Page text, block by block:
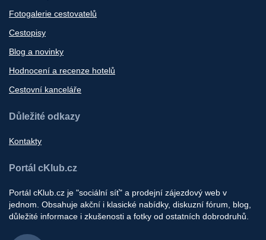
Fotogalerie cestovatelů
Cestopisy
Blog a novinky
Hodnocení a recenze hotelů
Cestovní kanceláře
Důležité odkazy
Kontakty
Portál cKlub.cz
Portál cKlub.cz je "sociální síť" a prodejní zájezdový web v
jednom. Obsahuje akční i klasické nabídky, diskuzní fórum, blog,
důležité informace i zkušenosti a fotky od ostatních dobrodruhů.